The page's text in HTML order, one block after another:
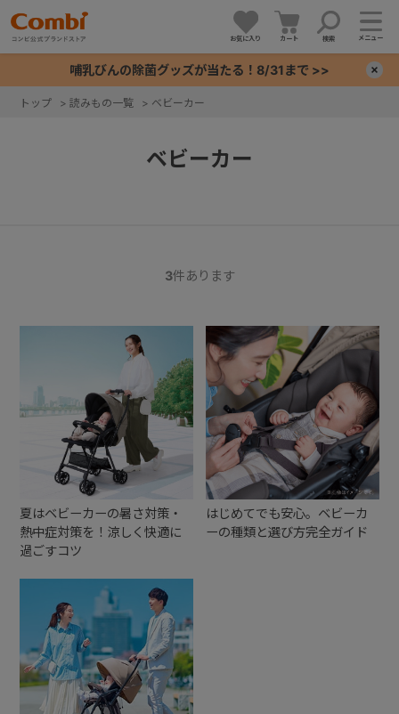
お気に入り カート 検索 メニュー
哺乳びんの除菌グッズが当たる！8/31まで >>
トップ > 読みもの一覧 > ベビーカー
ベビーカー
3件あります
夏はベビーカーの暑さ対策・
熱中症対策を！涼しく快適に
過ごすコツ
はじめてでも安心。ベビーカ
ーの種類と選び方完全ガイド